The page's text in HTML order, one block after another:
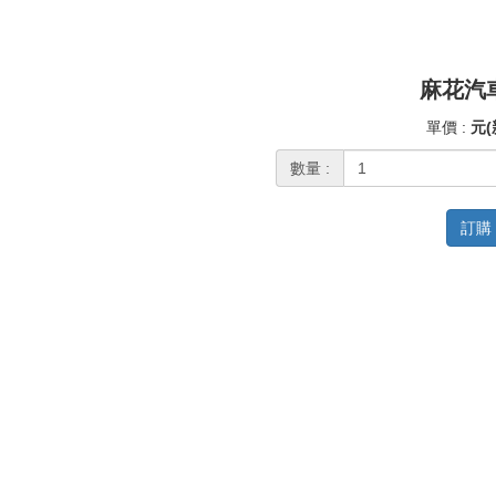
麻花汽
單價 : 元(
數量 :
訂購